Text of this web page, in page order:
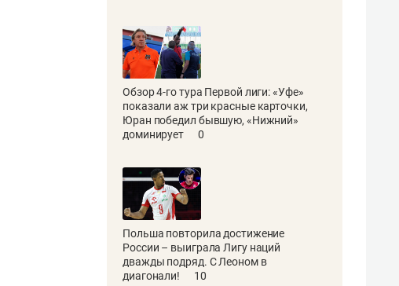
Обзор 4-го тура Первой лиги: «Уфе»
показали аж три красные карточки,
Юран победил бывшую, «Нижний»
доминирует
0
Польша повторила достижение
России – выиграла Лигу наций
дважды подряд. С Леоном в
диагонали!
10